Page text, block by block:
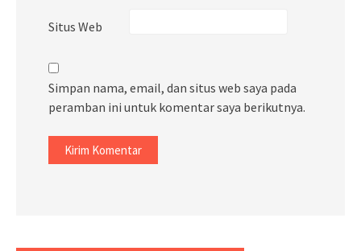
Situs Web
Simpan nama, email, dan situs web saya pada
peramban ini untuk komentar saya berikutnya.